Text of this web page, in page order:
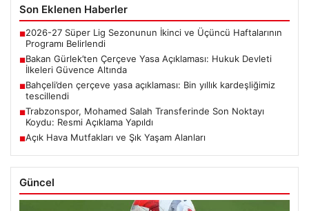
Son Eklenen Haberler
■2026-27 Süper Lig Sezonunun İkinci ve Üçüncü Haftalarının
Programı Belirlendi
■Bakan Gürlek’ten Çerçeve Yasa Açıklaması: Hukuk Devleti
İlkeleri Güvence Altında
■Bahçeli’den çerçeve yasa açıklaması: Bin yıllık kardeşliğimiz
tescillendi
■Trabzonspor, Mohamed Salah Transferinde Son Noktayı
Koydu: Resmi Açıklama Yapıldı
■Açık Hava Mutfakları ve Şık Yaşam Alanları
Güncel